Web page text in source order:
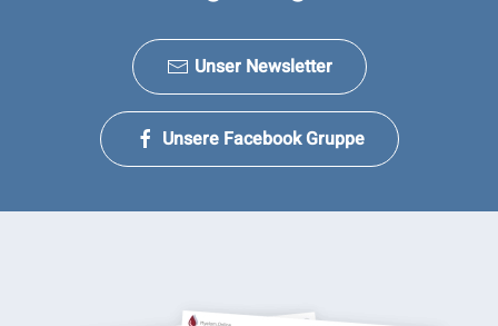
Unser Newsletter
Unsere Facebook Gruppe